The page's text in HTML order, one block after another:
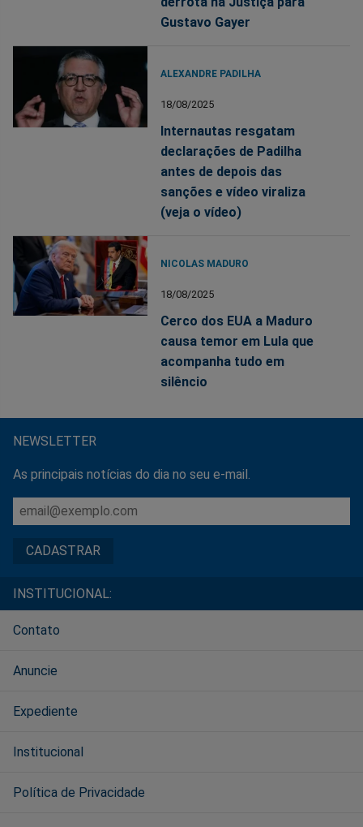
Gustavo Gayer
ALEXANDRE PADILHA
18/08/2025
Internautas resgatam
declarações de Padilha
antes de depois das
sanções e vídeo viraliza
(veja o vídeo)
NICOLAS MADURO
18/08/2025
Cerco dos EUA a Maduro
causa temor em Lula que
acompanha tudo em
silêncio
NEWSLETTER
As principais notícias do dia no seu e-mail.
INSTITUCIONAL:
Contato
Anuncie
Expediente
Institucional
Política de Privacidade